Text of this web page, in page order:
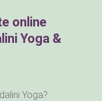
online
Yoga &
Yoga?